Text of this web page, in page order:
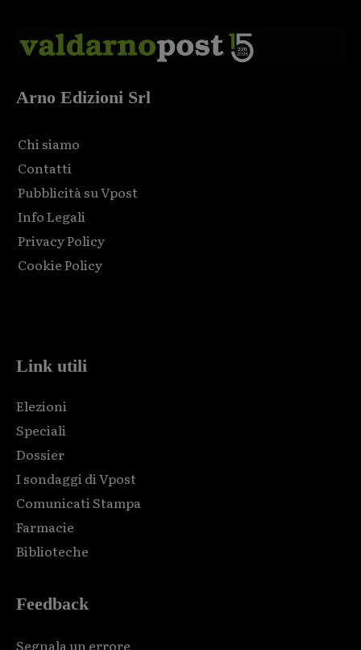
Arno Edizioni Srl
Chi siamo
Contatti
Pubblicità su Vpost
Info Legali
Privacy Policy
Cookie Policy
Link utili
Elezioni
Speciali
Dossier
I sondaggi di Vpost
Comunicati Stampa
Farmacie
Biblioteche
Feedback
Segnala un errore